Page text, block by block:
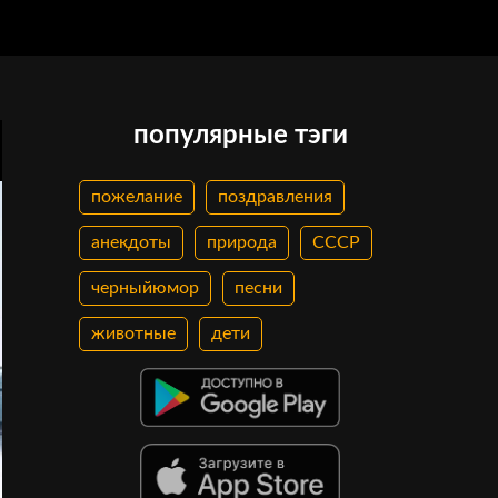
популярные тэги
пожелание поздравления
анекдоты природа СССР
черныйюмор песни
животные дети